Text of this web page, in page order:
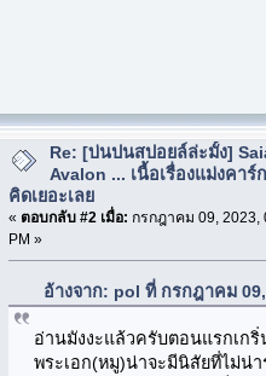
Re: [บ่นปนสปอยล์ล่ะมั้ง]
Avalon ... เนื้อเรื่องแม่งคาร์
คิดเยอะเลย
« ตอบกลับ #2 เมื่อ: กรกฎาคม 09, 2023,
PM »
อ้างจาก: pol ที่ กรกฎาคม
อ่านมังงะแล้วครับตอนแรกเกริ่
พระเอก(หมู)น่าจะมีนิสัยที่ไม่น่